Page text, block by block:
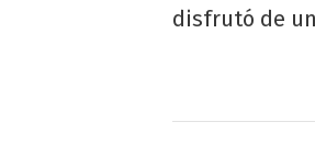
disfrutó de